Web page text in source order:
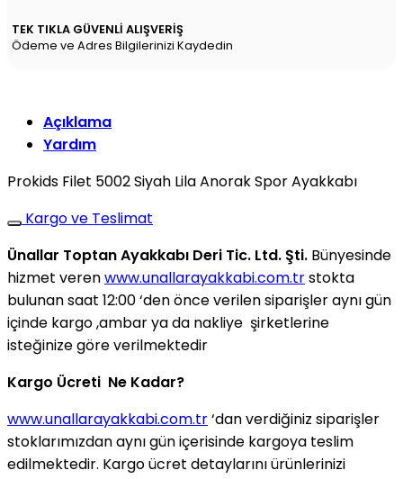
TEK TIKLA GÜVENLİ ALIŞVERİŞ
Ödeme ve Adres Bilgilerinizi Kaydedin
Açıklama
Yardım
Prokids Filet 5002 Siyah Lila Anorak Spor Ayakkabı
Kargo ve Teslimat
Ünallar Toptan Ayakkabı Deri Tic. Ltd. Şti. Bünyesinde
hizmet verenwww.unallarayakkabi.com.trstokta
bulunan saat 12:00 ‘den önce verilen siparişler aynı gün
içinde kargo ,ambar ya da nakliye şirketlerine
isteğinize göre verilmektedir
Kargo Ücreti Ne Kadar?
www.unallarayakkabi.com.tr‘dan verdiğiniz siparişler
stoklarımızdan aynı gün içerisinde kargoya teslim
edilmektedir. Kargo ücret detaylarını ürünlerinizi